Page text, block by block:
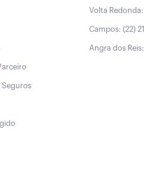
Seguros
Volta
Campos: (22)
Angra dos